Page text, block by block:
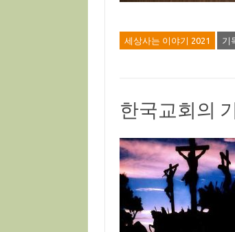
세상사는 이야기 2021 기
한국교회의